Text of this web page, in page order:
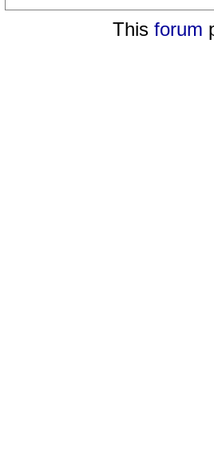
This forum